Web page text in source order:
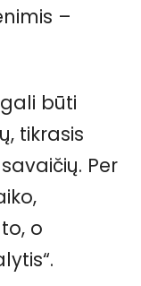
–
būti
tikrasis
Per
o